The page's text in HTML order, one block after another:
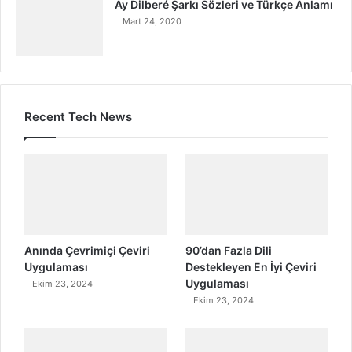
Ay Dilberé Şarkı Sözleri ve Türkçe Anlamı
Mart 24, 2020
Recent Tech News
Anında Çevrimiçi Çeviri
Uygulaması
Ekim 23, 2024
90’dan Fazla Dili
Destekleyen En İyi Çeviri
Uygulaması
Ekim 23, 2024